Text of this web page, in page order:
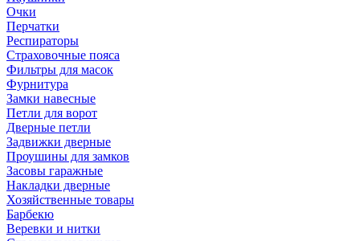
Очки
Перчатки
Респираторы
Страховочные пояса
Фильтры для масок
Фурнитура
Замки навесные
Петли для ворот
Дверные петли
Задвижки дверные
Проушины для замков
Засовы гаражные
Накладки дверные
Хозяйственные товары
Барбекю
Веревки и нитки